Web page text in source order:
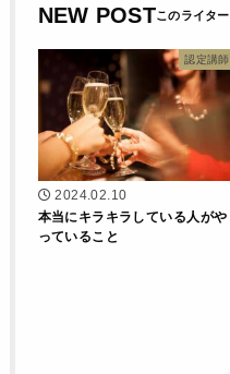
NEW POST
認定講師
2024.02.10
本当にキラキラしている人がや
っていること